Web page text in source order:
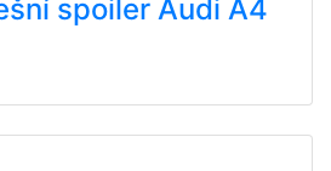
spoiler Audi A4